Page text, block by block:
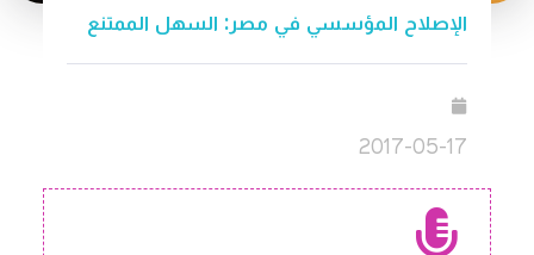
الإصلاح المؤسسي في مصر: السهل الممتنع
2017-05-17